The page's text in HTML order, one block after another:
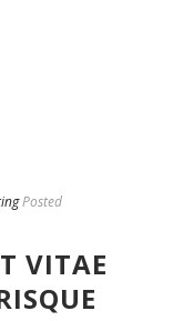
Posted
VITAE